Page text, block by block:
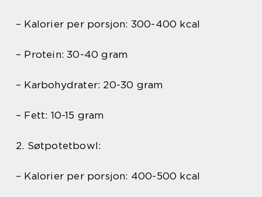
– Kalorier per porsjon: 300-400 kcal
– Protein: 30-40 gram
– Karbohydrater: 20-30 gram
– Fett: 10-15 gram
2. Søtpotetbowl:
– Kalorier per porsjon: 400-500 kcal